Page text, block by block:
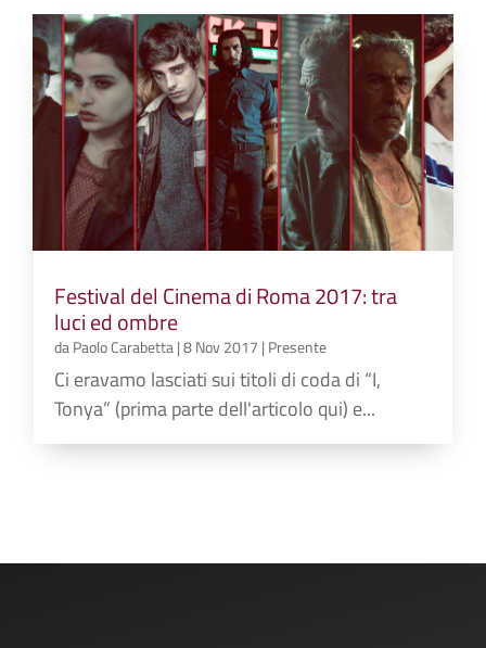
Festival del Cinema di Roma 2017: tra
luci ed ombre
daPaolo Carabetta|8 Nov 2017 | Presente
Ci eravamo lasciati sui titoli di coda di “I,
Tonya” (prima parte dell'articolo qui) e...